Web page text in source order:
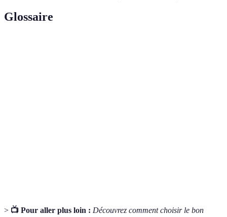
Glossaire
> 📺 Pour aller plus loin : Découvrez comment choisir le bon